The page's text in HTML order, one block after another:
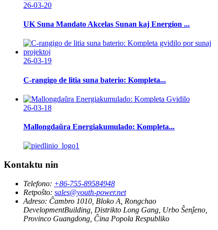
26-03-20
UK Suna Mandato Akcelas Sunan kaj Energion ...
26-03-19
C-rangigo de litia suna baterio: Kompleta...
26-03-18
Mallongdaŭra Energiakumulado: Kompleta...
Kontaktu nin
Telefono: +86-755-89584948
Retpoŝto: sales@youth-power.net
Adreso: Ĉambro 1010, Bloko A, Rongchao
DevelopmentBuilding, Distrikto Long Gang, Urbo Ŝenĵeno,
Provinco Guangdong, Ĉina Popola Respubliko